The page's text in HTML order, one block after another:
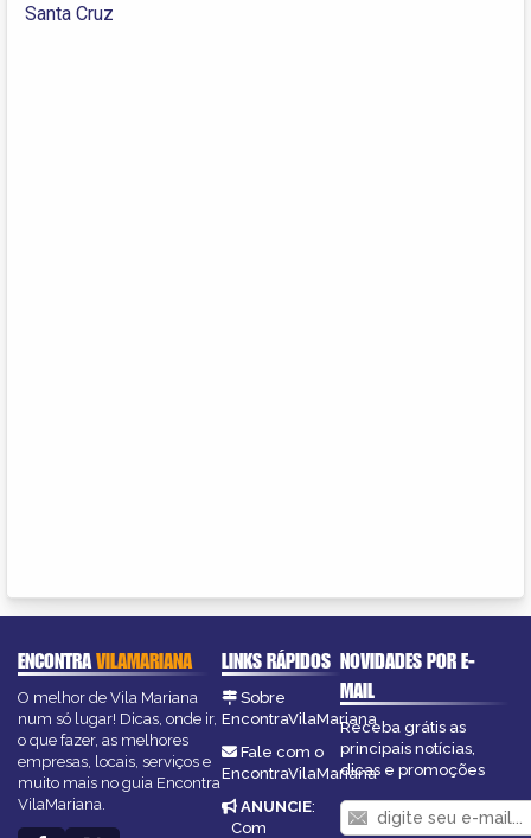
Santa Cruz
ENCONTRAVILAMARIANA
O melhor de Vila Mariana
num só lugar! Dicas, onde ir,
o que fazer, as melhores
empresas, locais, serviços e
muito mais no guia Encontra
VilaMariana.
LINKS RÁPIDOS
Sobre
EncontraVilaMariana
Fale com o
EncontraVilaMariana
ANUNCIE:
Com
NOVIDADES POR E-
MAIL
Receba grátis as
principais notícias,
dicas e promoções